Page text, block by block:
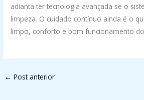
adianta ter tecnologia avançada se o
limpeza. O cuidado contínuo ainda é o
limpo, conforto e bom funcionamento
← Post anterior